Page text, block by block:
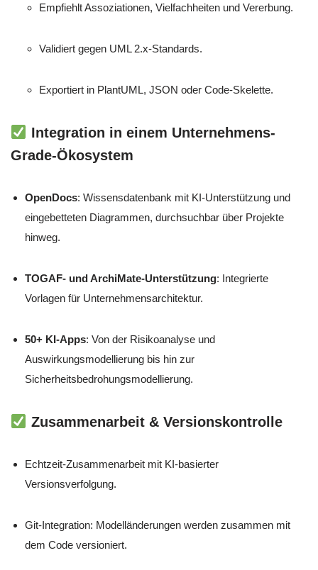
Empfiehlt Assoziationen, Vielfachheiten und Vererbung.
Validiert gegen UML 2.x-Standards.
Exportiert in PlantUML, JSON oder Code-Skelette.
Integration in einem Unternehmens-
Grade-Ökosystem
OpenDocs: Wissensdatenbank mit KI-Unterstützung und
eingebetteten Diagrammen, durchsuchbar über Projekte
hinweg.
TOGAF- und ArchiMate-Unterstützung: Integrierte
Vorlagen für Unternehmensarchitektur.
50+ KI-Apps: Von der Risikoanalyse und
Auswirkungsmodellierung bis hin zur
Sicherheitsbedrohungsmodellierung.
Zusammenarbeit & Versionskontrolle
Echtzeit-Zusammenarbeit mit KI-basierter
Versionsverfolgung.
Git-Integration: Modelländerungen werden zusammen mit
dem Code versioniert.